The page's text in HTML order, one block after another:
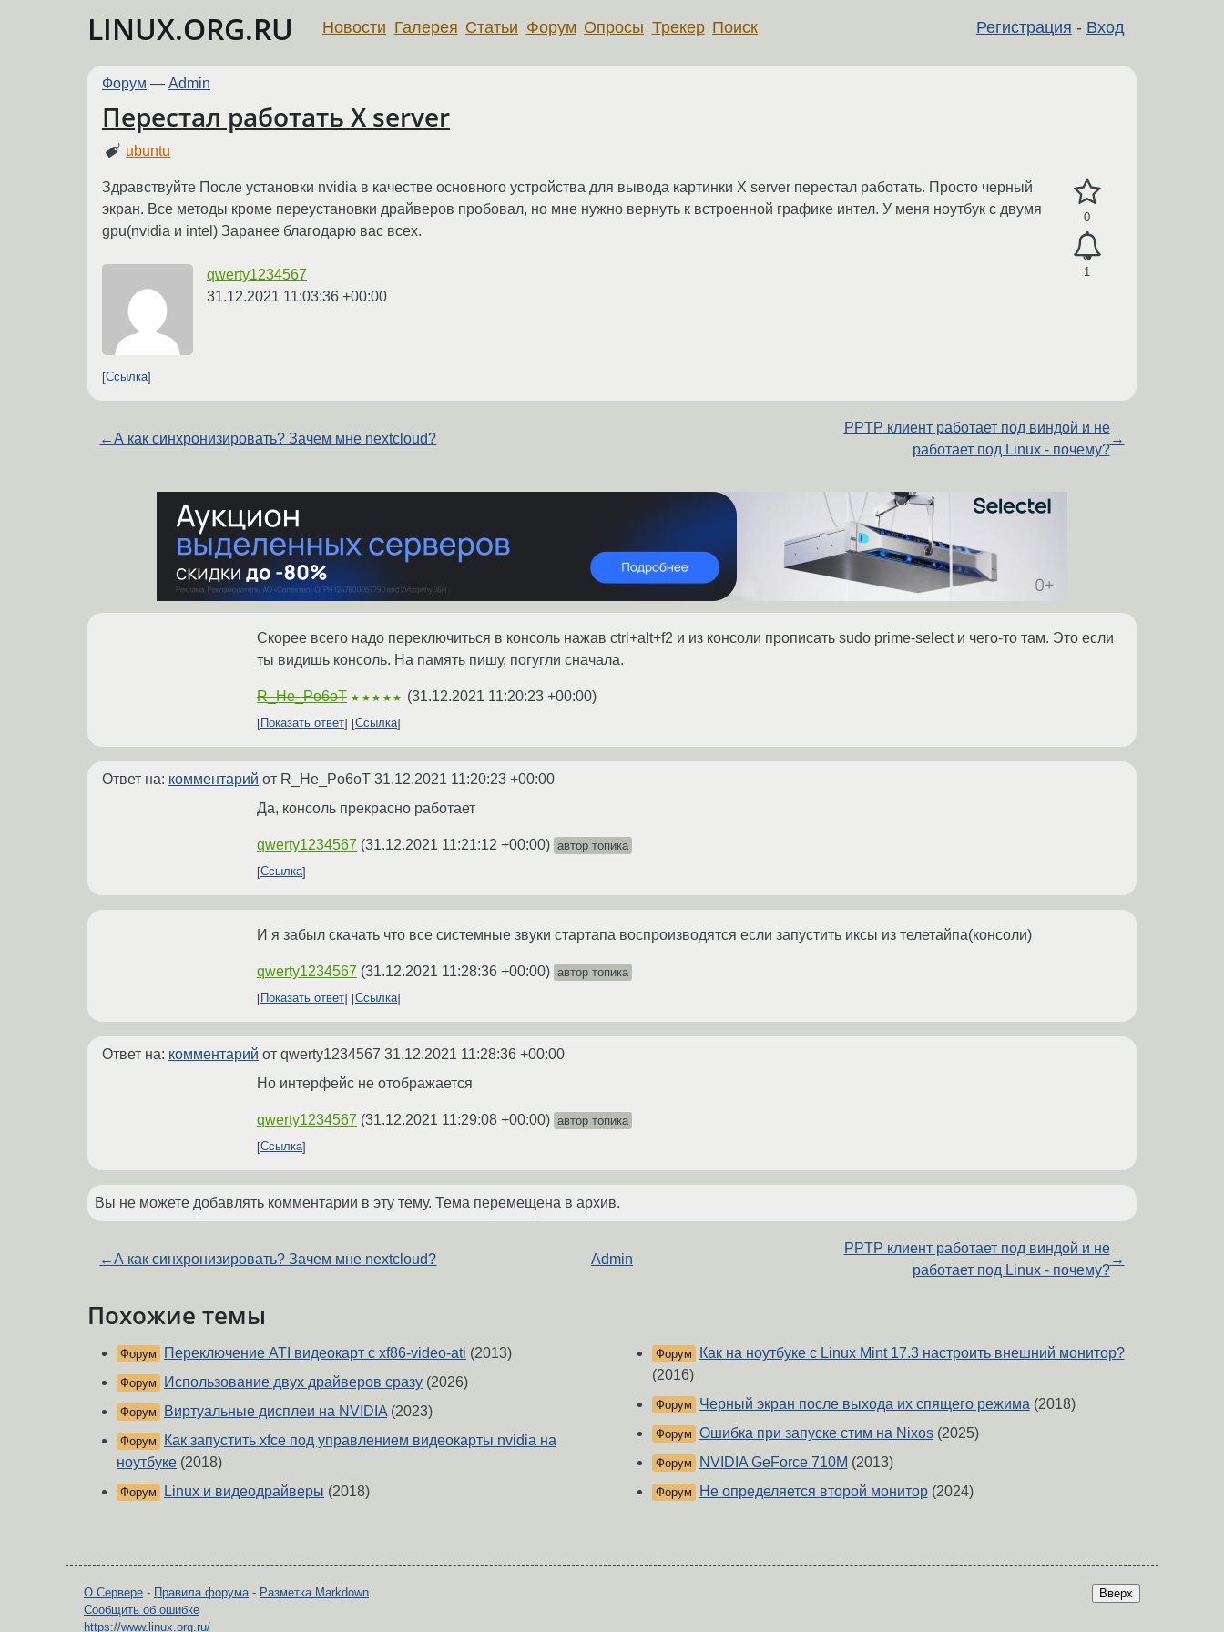
LINUX.ORG.RU Регистрация - Вход
Новости Галерея Статьи Форум Опросы Трекер Поиск
Форум — Admin
Перестал работать X server
ubuntu
0
1
Здравствуйте После установки nvidia в качестве основного устройства для вывода картинки X server перестал работать. Просто черный
экран. Все методы кроме переустановки драйверов пробовал, но мне нужно вернуть к встроенной графике интел. У меня ноутбук с двумя
gpu(nvidia и intel) Заранее благодарю вас всех.
qwerty1234567
31.12.2021 11:03:36 +00:00
Ссылка
←А как синхронизировать? Зачем мне nextcloud?
PPTP клиент работает под виндой и не
работает под Linux - почему?
→
Скорее всего надо переключиться в консоль нажав ctrl+alt+f2 и из консоли прописать sudo prime-select и чего-то там. Это если
ты видишь консоль. На память пишу, погугли сначала.
R_He_Po6oT ★★★★★ (31.12.2021 11:20:23 +00:00)
Показать ответ Ссылка
Ответ на: комментарий от R_He_Po6oT 31.12.2021 11:20:23 +00:00
Да, консоль прекрасно работает
qwerty1234567 (31.12.2021 11:21:12 +00:00) автор топика
Ссылка
И я забыл скачать что все системные звуки стартапа воспроизводятся если запустить иксы из телетайпа(консоли)
qwerty1234567 (31.12.2021 11:28:36 +00:00) автор топика
Показать ответ
Ссылка
Ответ на: комментарий от qwerty1234567 31.12.2021 11:28:36 +00:00
Но интерфейс не отображается
qwerty1234567 (31.12.2021 11:29:08 +00:00) автор топика
Ссылка
Вы не можете добавлять комментарии в эту тему. Тема перемещена в архив.
←А как синхронизировать? Зачем мне nextcloud? Admin
PPTP клиент работает под виндой и не
работает под Linux - почему?
→
Похожие темы
Форум Переключение ATI видеокарт с xf86-video-ati (2013)
Форум Использование двух драйверов сразу (2026)
Форум Виртуальные дисплеи на NVIDIA(2023)
Форум
Как запустить xfce под управлением видеокарты nvidia на
ноутбуке (2018)
Форум Linux и видеодрайверы (2018)
Форум
Как на ноутбуке с Linux Mint 17.3 настроить внешний монитор?
(2016)
Форум Черный экран после выхода их спящего режима(2018)
Форум Ошибка при запуске стим на Nixos(2025)
Форум NVIDIA GeForce 710M (2013)
Форум Не определяется второй монитор(2024)
Вверх
О Сервере - Правила форума- Разметка Markdown
Сообщить об ошибке
https://www.linux.org.ru/